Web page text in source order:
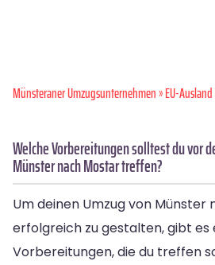
Münsteraner Umzugsunternehmen»EU-Ausland
Welche Vorbereitungen solltest du vor
Münster nach Mostar treffen?
Um deinen Umzug von Münster
erfolgreich zu gestalten, gibt es
Vorbereitungen, die du treffen